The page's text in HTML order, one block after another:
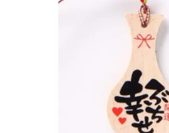
(フルオーダー・セミオーダー)
宮島のしゃもじについて
オーダーしゃもじ制作事例